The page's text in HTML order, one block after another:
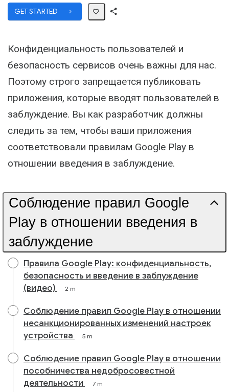
GET STARTED
Конфиденциальность пользователей и
безопасность сервисов очень важны для нас.
Поэтому строго запрещается публиковать
приложения, которые вводят пользователей в
заблуждение. Вы как разработчик должны
следить за тем, чтобы ваши приложения
соответствовали правилам Google Play в
отношении введения в заблуждение.
Соблюдение правил Google
Play в отношении введения в
заблуждение
Правила Google Play: конфиденциальность,
безопасность и введение в заблуждение
(видео)
2 m
Соблюдение правил Google Play в отношении
несанкционированных изменений настроек
устройства
5 m
Соблюдение правил Google Play в отношении
пособничества недобросовестной
деятельности
7 m